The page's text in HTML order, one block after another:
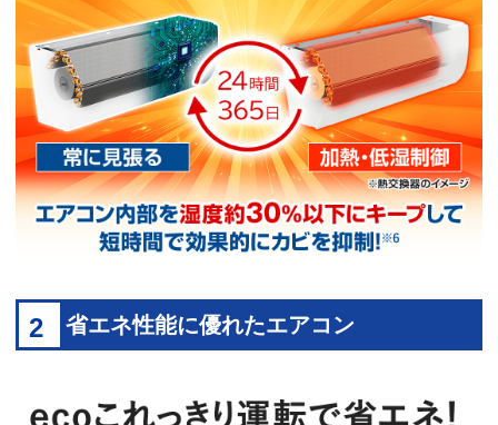
2 省エネ性能に優れたエアコン